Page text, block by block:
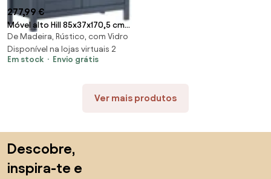
277,99 €
Móvel alto Hill 85x37x170,5 cm
pinho maciço cinzento
De Madeira, Rústico, com Vidro
Disponível na lojas virtuais 2
Em stock
Envio grátis
Ver mais produtos
Descobre,
inspira-te e